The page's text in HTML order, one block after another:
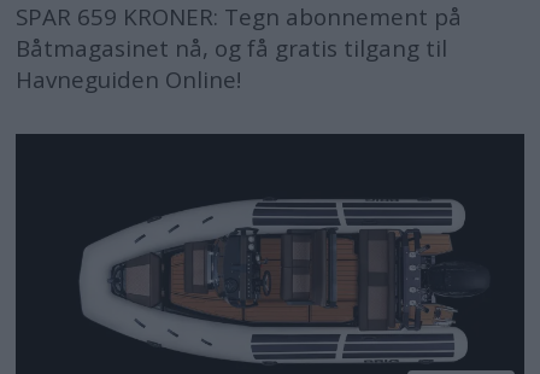
SPAR 659 KRONER: Tegn abonnement på
Båtmagasinet nå, og få gratis tilgang til
Havneguiden Online!